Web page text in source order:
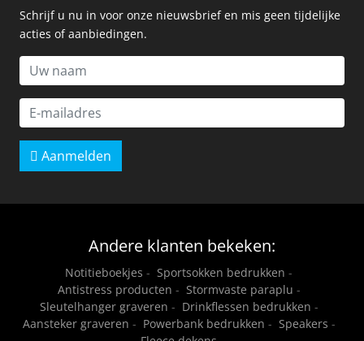
Schrijf u nu in voor onze nieuwsbrief en mis geen tijdelijke
acties of aanbiedingen.
Aanmelden
Andere klanten bekeken:
Notitieboekjes - Sportsokken bedrukken -
Antistress producten - Stormvaste paraplu -
Sleutelhanger graveren - Drinkflessen bedrukken -
Aansteker graveren - Powerbank bedrukken - Speakers -